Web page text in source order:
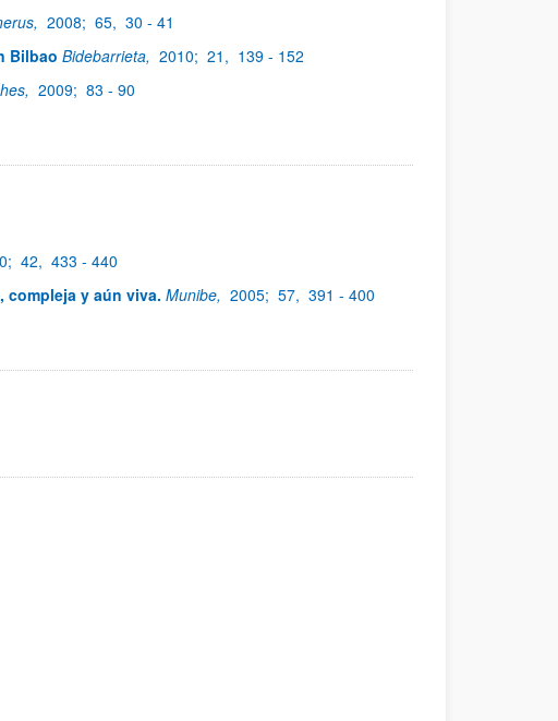
2008; 65, 30 - 41
Bilbao Bidebarrieta, 2010; 21, 139 - 152
2009; 83 - 90
42, 433 - 440
compleja y aún viva. Munibe, 2005; 57, 391 - 400